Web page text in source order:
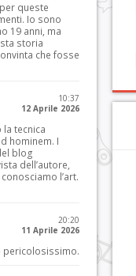
queste
Io sono
19 anni, ma
storia
che fosse
10:37
12 Aprile 2026
tecnica
hominem. I
blog
dell’autore,
l’art.
20:20
11 Aprile 2026
pericolosissimo.